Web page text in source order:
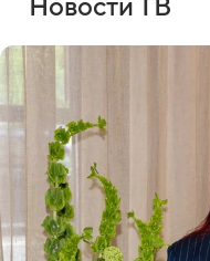
Новости ТВ